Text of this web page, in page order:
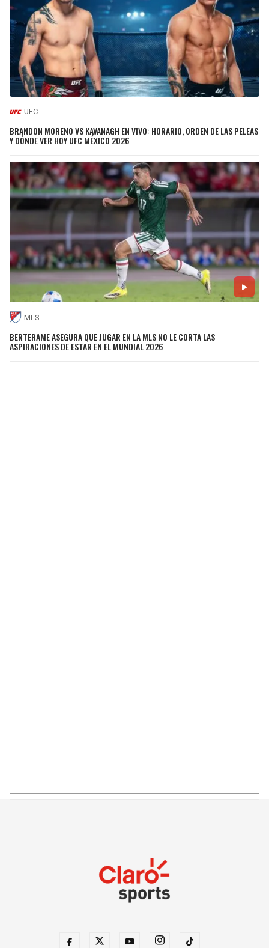
UFC
BRANDON MORENO VS KAVANAGH EN VIVO: HORARIO, ORDEN DE LAS PELEAS
Y DÓNDE VER HOY UFC MÉXICO 2026
MLS
BERTERAME ASEGURA QUE JUGAR EN LA MLS NO LE CORTA LAS
ASPIRACIONES DE ESTAR EN EL MUNDIAL 2026